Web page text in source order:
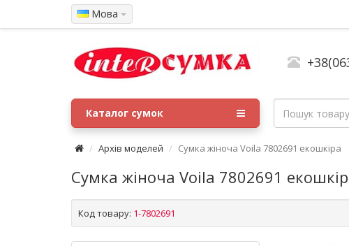
Мова
Каталог сумок
Архів моделей Сумка жіноча Voila 7802691 екошкіра
Сумка жіноча Voila 7802691
Код товару: 1-7802691